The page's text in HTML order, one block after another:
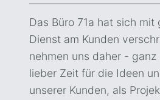
Das Büro 71a hat sich mit
Dienst am Kunden
nehmen uns daher -
lieber Zeit für die Ideen
unserer Kunden, als